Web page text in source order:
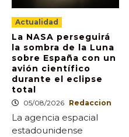
Actualidad
La NASA perseguirá
la sombra de la Luna
sobre España con un
avión científico
durante el eclipse
total
05/08/2026 Redaccion
La agencia espacial
estadounidense